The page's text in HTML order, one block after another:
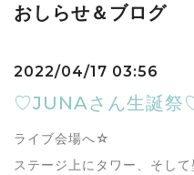
おしらせ＆ブログ
2022/04/17 03:56
♡JUNAさん生誕祭
ライブ会場へ☆
ステージ上にタワー、そし